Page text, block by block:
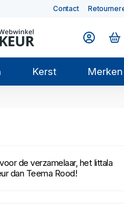
Contact
Kerst Merken
de verzamelaar, het Iittala
dan Teema Rood!